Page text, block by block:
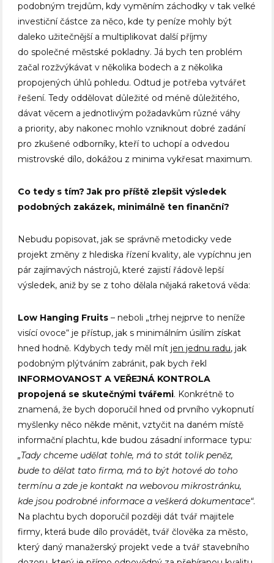
podobným trejdům, kdy vyměním záchodky v tak velké
investiční částce za něco, kde ty peníze mohly být
daleko užitečnější a multiplikovat další příjmy
do společné městské pokladny. Já bych ten problém
začal rozžvýkávat v několika bodech a z několika
propojených úhlů pohledu. Odtud je potřeba vytvářet
řešení. Tedy oddělovat důležité od méně důležitého,
dávat věcem a jednotlivým požadavkům různé váhy
a priority, aby nakonec mohlo vzniknout dobré zadání
pro zkušené odborníky, kteří to uchopí a odvedou
mistrovské dílo, dokážou z minima vykřesat maximum.
Co tedy s tím? Jak pro příště zlepšit výsledek
podobných zakázek, minimálně ten finanční?
Nebudu popisovat, jak se správně metodicky vede
projekt změny z hlediska řízení kvality, ale vypíchnu jen
pár zajímavých nástrojů, které zajistí řádově lepší
výsledek, aniž by se z toho dělala nějaká raketová věda:
Low Hanging Fruits – neboli „trhej nejprve to neníže
visící ovoce“ je přístup, jak s minimálním úsilím získat
hned hodně. Kdybych tedy měl mít jen jednu radu, jak
podobným plýtváním zabránit, pak bych řekl
INFORMOVANOST A VEŘEJNÁ KONTROLA
propojená se skutečnými tvářemi. Konkrétně to
znamená, že bych doporučil hned od prvního vykopnutí
myšlenky něco někde měnit, vztyčit na daném místě
informační plachtu, kde budou zásadní informace typu:
„Tady chceme udělat tohle, má to stát tolik peněz,
bude to dělat tato firma, má to být hotové do toho
termínu a zde je kontakt na webovou mikrostránku,
kde jsou podrobné informace a veškerá dokumentace“.
Na plachtu bych doporučil později dát tvář majitele
firmy, která bude dílo provádět, tvář člověka za město,
který daný manažerský projekt vede a tvář stavebního